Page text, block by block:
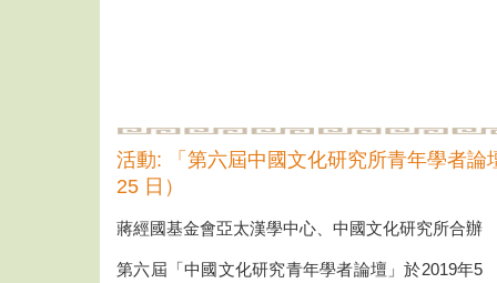
活動: 「第六屆中國文化研究所青年學者論
25 日）
蔣經國基金會亞太漢學中心、中國文化研究所合辦
第六屆「中國文化研究青年學者論壇」於2019年5